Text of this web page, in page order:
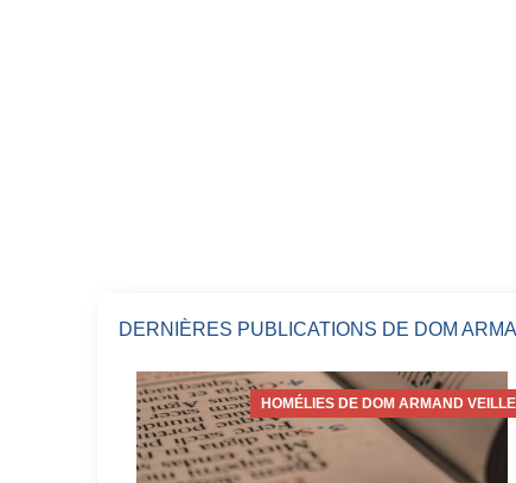
DERNIÈRES PUBLICATIONS DE DOM
HOMÉLIES DE DOM ARMAND